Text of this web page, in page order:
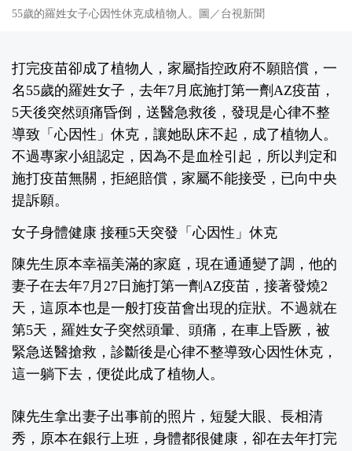
55歲的羅姓女子心因性休克成植物人。圖／台視新聞
打完疫苗卻成了植物人，家屬指控政府不願賠償，一
名55歲的羅姓女子，去年7月底施打第一劑AZ疫苗，
5天後突然頭痛昏倒，送醫急救後，發現是心律不整
導致「心因性」休克，讓她臥床不起，成了植物人。
不過專家小組認定，因為不是血栓引起，所以判定和
施打疫苗無關，拒絕賠償，家屬不能接受，已向中央
提訴願。
女子身體健康 接種5天突發「心因性」休克
陳先生原本幸福美滿的家庭，現在通通變了調，他的
妻子在去年7月27日施打第一劑AZ疫苗，接著發燒2
天，這原本也是一般打疫苗會出現的症狀。不過就在
第5天，羅姓女子突然頭暈、頭痛，在車上昏厥，被
緊急送醫搶救，診斷後是心律不整導致心因性休克，
這一躺下去，便從此成了植物人。
陳先生拿出妻子出事前的照片，短髮大眼、長相清
秀，原本在銀行上班，身體都很健康，卻在去年打完